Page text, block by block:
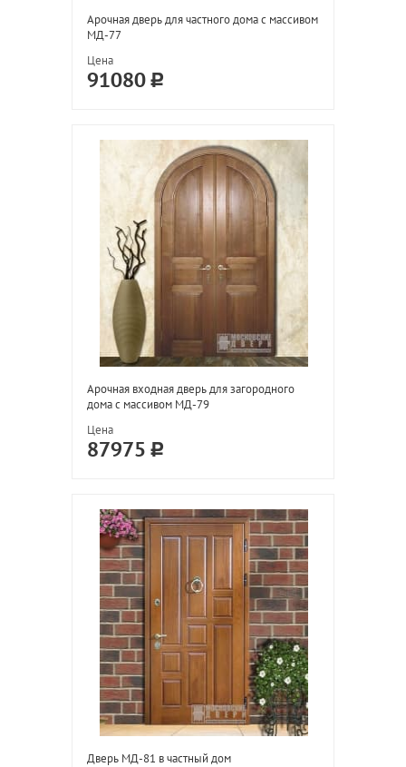
Арочная дверь для частного дома с массивом
МД-77
Цена
91080
Арочная входная дверь для загородного
дома с массивом МД-79
Цена
87975
Дверь МД-81 в частный дом